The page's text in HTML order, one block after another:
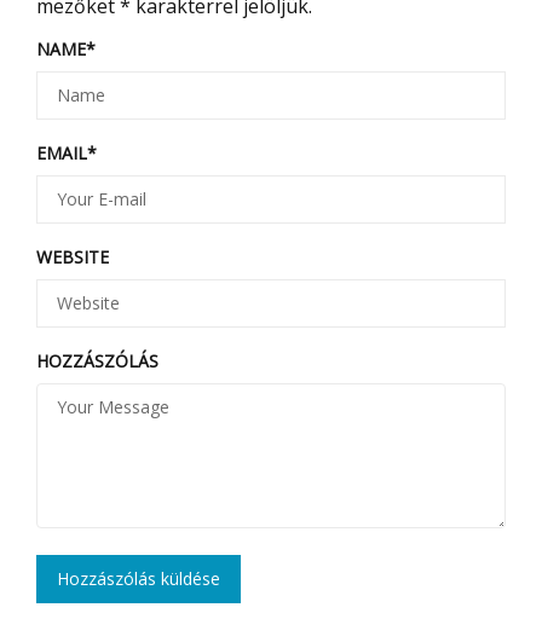
mezőket* karakterrel jelöljük.
NAME*
EMAIL*
WEBSITE
HOZZÁSZÓLÁS